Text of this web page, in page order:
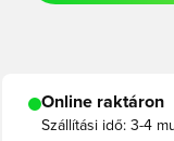
Online raktáron
Szállítási idő: 3-4